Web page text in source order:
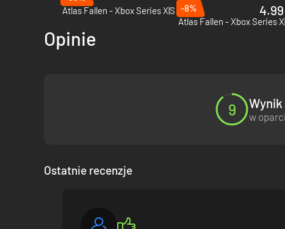
Niech Solumen obdarzy Cię swoją łaską w tej podróży po
■ Pochłaniająca akcja, bezlitosna walka
Na polach bitwy Brunatnej Pustyni nie istnieje jedna,
Z każdym ciosem i ruchem toruj własną ścieżkę w świecie,
Atlas Fallen - Xbox Series X|S -8%
Atlas Fallen - Xbox Series
Opinie
9 w
Ostatnie recenzje